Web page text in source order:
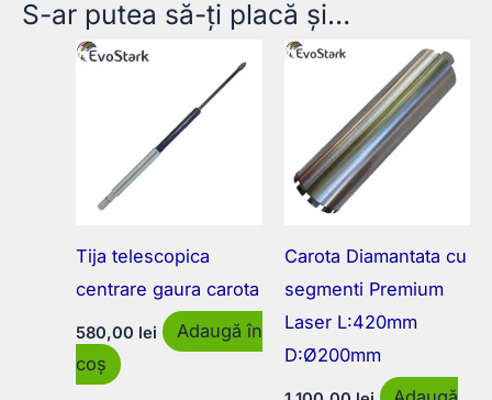
S-ar putea să-ți placă și…
Tija telescopica
centrare gaura carota
580,00 lei
Adaugă în
coș
Carota Diamantata cu
segmenti Premium
Laser L:420mm
D:Ø200mm